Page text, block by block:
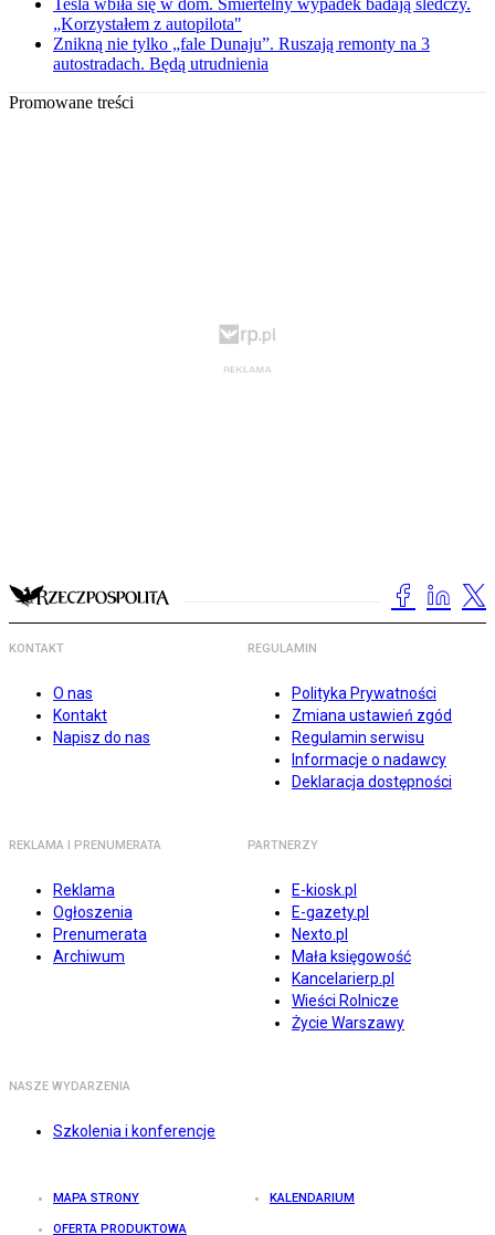
Tesla wbiła się w dom. Śmiertelny wypadek badają śledczy.
„Korzystałem z autopilota"
Znikną nie tylko „fale Dunaju”. Ruszają remonty na 3
autostradach. Będą utrudnienia
Promowane treści
KONTAKT
O nas
Kontakt
Napisz do nas
REGULAMIN
Polityka Prywatności
Zmiana ustawień zgód
Regulamin serwisu
Informacje o nadawcy
Deklaracja dostępności
REKLAMA I PRENUMERATA
Reklama
Ogłoszenia
Prenumerata
Archiwum
PARTNERZY
E-kiosk.pl
E-gazety.pl
Nexto.pl
Mała księgowość
Kancelarierp.pl
Wieści Rolnicze
Życie Warszawy
NASZE WYDARZENIA
Szkolenia i konferencje
MAPA STRONY KALENDARIUM
OFERTA PRODUKTOWA